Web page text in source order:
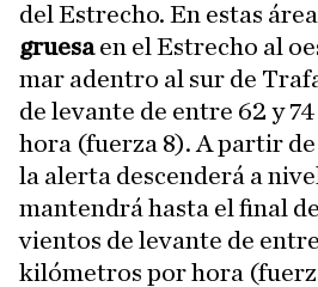
del Estrecho. En estas
gruesaen el Estrecho al
mar adentro al sur de
de levante de entre 62 y
hora (fuerza 8). A partir de
la alerta descenderá a
mantendrá hasta el final
vientos de levante de entre
kilómetros por hora